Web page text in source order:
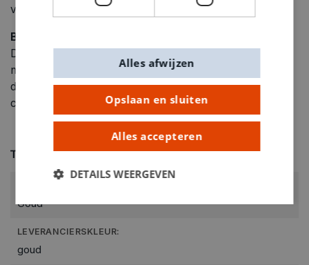
vinger over de geopende flestip en schud goed.
Basis
De druppels verspreiden zich. Als een tweede kleur
naast of bovenop de vorige wordt toegevoegd, zal
deze de eerste vervangen. Alcohol Ink Extender
creëert duidelijke cirkels.
Technische specificaties
Goud
LEVERANCIERSKLEUR:
goud
Opslaan en sluiten
Alles accepteren
Alles afwijzen
DETAILS WEERGEVEN